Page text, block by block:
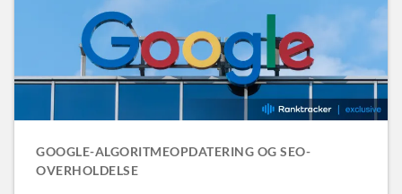
GOOGLE-ALGORITMEOPDATERING OG SEO-
OVERHOLDELSE